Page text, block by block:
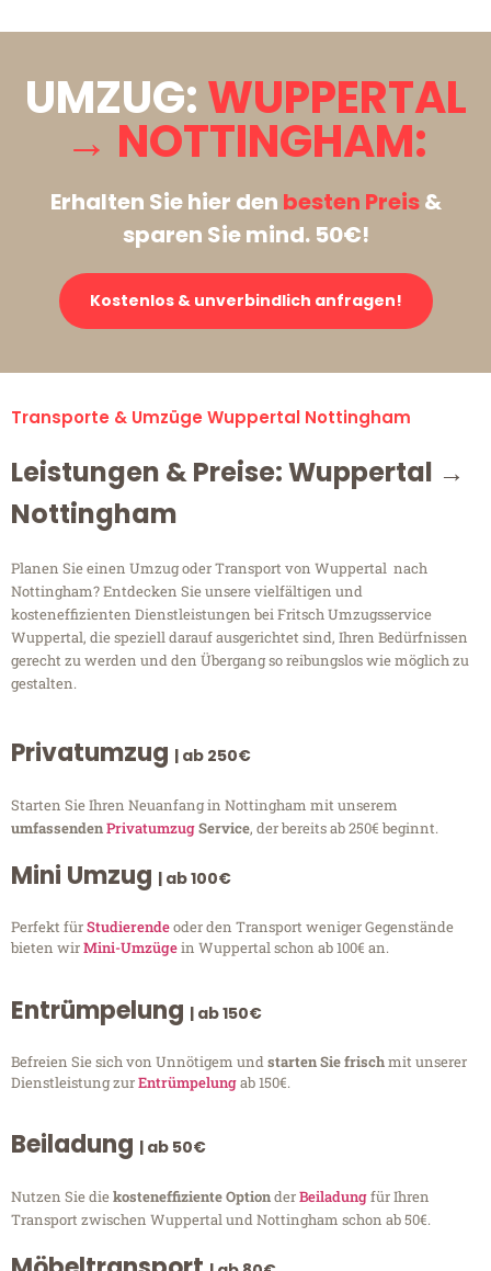
UMZUG:WUPPERTAL
→ NOTTINGHAM:
Erhalten Sie hier den besten Preis&
sparen Sie mind. 50€!
Kostenlos & unverbindlich anfragen!
Transporte & Umzüge Wuppertal Nottingham
Leistungen & Preise: Wuppertal →
Nottingham
Planen Sie einen Umzug oder Transport von Wuppertal nach
Nottingham? Entdecken Sie unsere vielfältigen und
kosteneffizienten Dienstleistungen bei Fritsch Umzugsservice
Wuppertal, die speziell darauf ausgerichtet sind, Ihren Bedürfnissen
gerecht zu werden und den Übergang so reibungslos wie möglich zu
gestalten.
Privatumzug | ab 250€
Starten Sie Ihren Neuanfang in Nottingham mit unserem
umfassendenPrivatumzugService, der bereits ab 250€ beginnt.
Mini Umzug | ab 100€
Perfekt fürStudierendeoder den Transport weniger Gegenstände
bieten wirMini-Umzügein Wuppertal schon ab 100€ an.
Entrümpelung | ab 150€
Befreien Sie sich von Unnötigem undstarten Sie frischmit unserer
Dienstleistung zurEntrümpelungab 150€.
Beiladung | ab 50€
Nutzen Sie diekosteneffiziente OptionderBeiladungfür Ihren
Transport zwischen Wuppertal und Nottingham schon ab 50€.